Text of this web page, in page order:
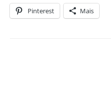
Pinterest Mais